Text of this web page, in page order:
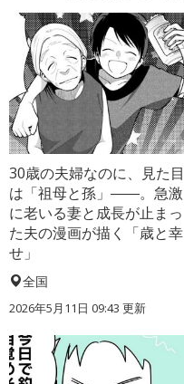
30歳の夫婦なのに、見た目
は「祖母と孫」――。急激
に老いる妻と成長が止まっ
た夫の漫画が描く「歳と幸
せ」
全国
2026年5月11日 09:43 更新